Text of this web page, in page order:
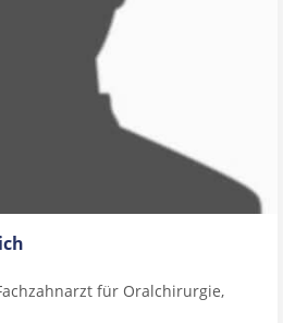
für Oralchirurgie,